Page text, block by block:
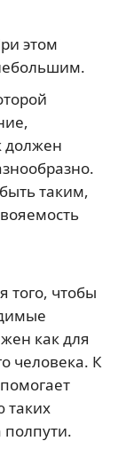
этом
должен
таким,
того, чтобы
как для
человека. К
таких